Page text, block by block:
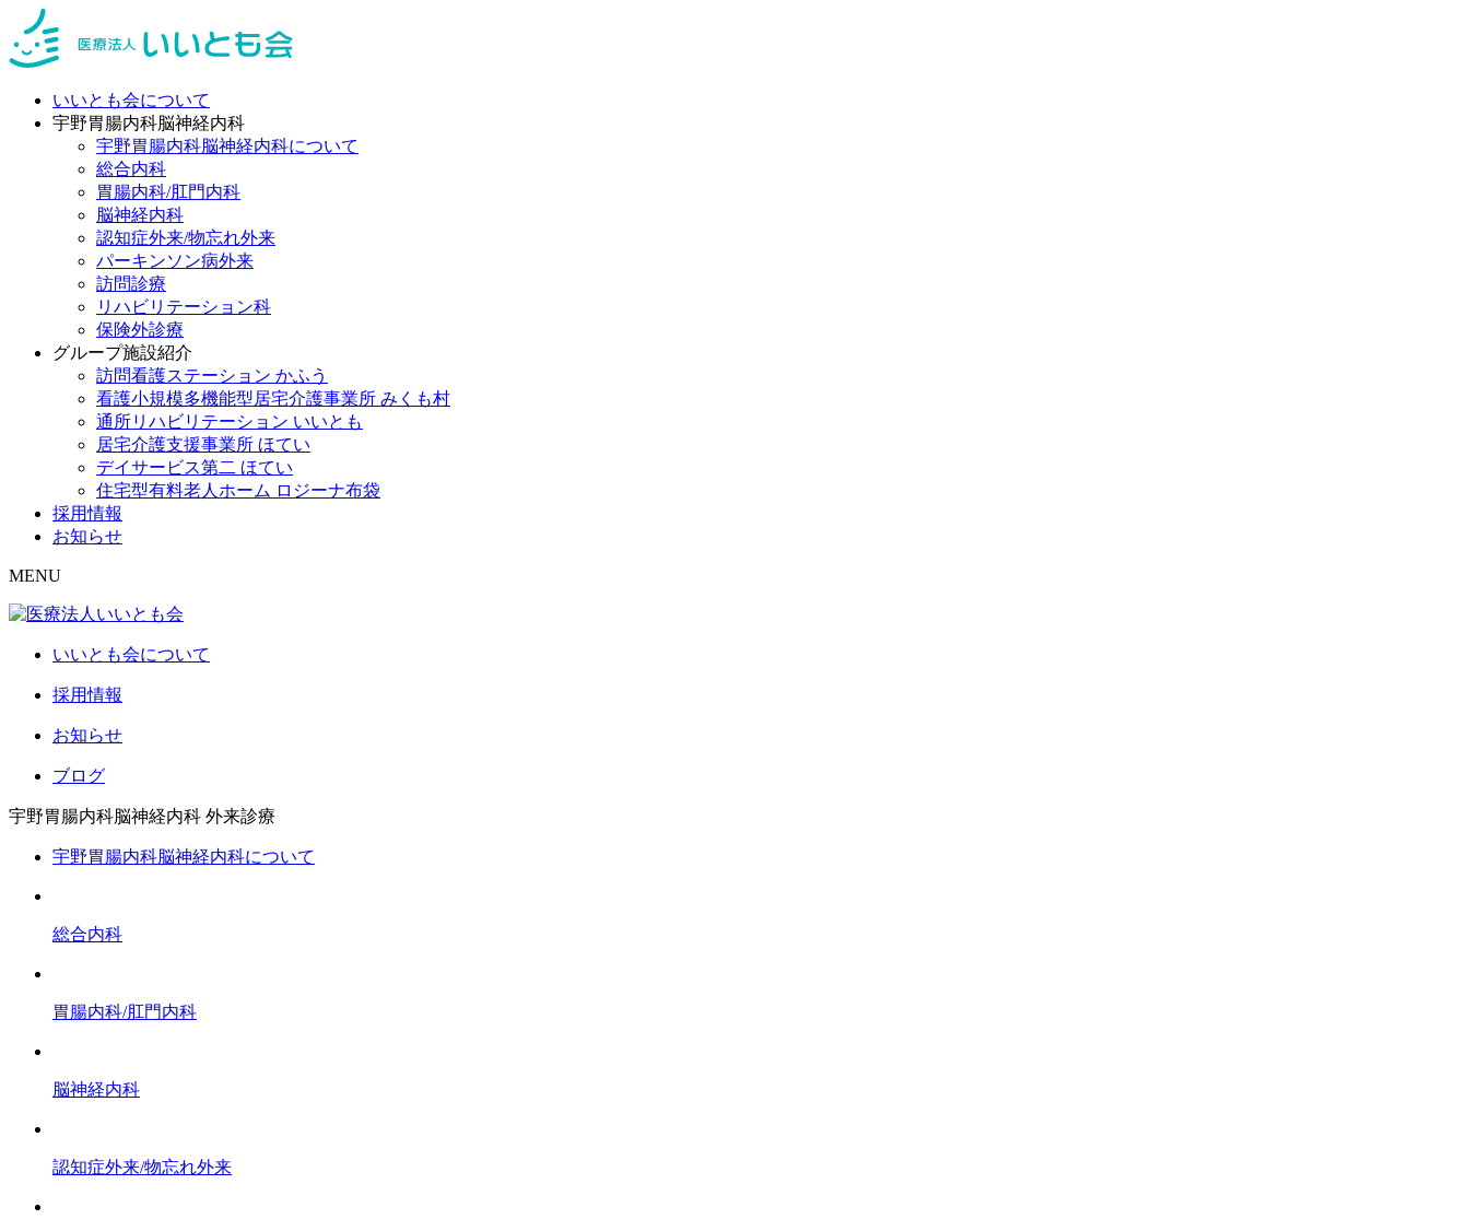
いいとも会について
宇野胃腸内科脳神経内科
宇野胃腸内科脳神経内科について
総合内科
胃腸内科/肛門内科
脳神経内科
認知症外来/物忘れ外来
パーキンソン病外来
訪問診療
リハビリテーション科
保険外診療
グループ施設紹介
訪問看護ステーション かふう
看護小規模多機能型居宅介護事業所 みくも村
通所リハビリテーション いいとも
居宅介護支援事業所 ほてい
デイサービス第二 ほてい
住宅型有料老人ホーム ロジーナ布袋
採用情報
お知らせ
MENU
いいとも会について
採用情報
お知らせ
ブログ
宇野胃腸内科脳神経内科 外来診療
宇野胃腸内科脳神経内科について
総合内科
胃腸内科/肛門内科
脳神経内科
認知症外来/物忘れ外来